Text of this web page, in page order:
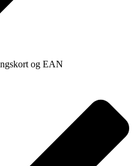
og EAN